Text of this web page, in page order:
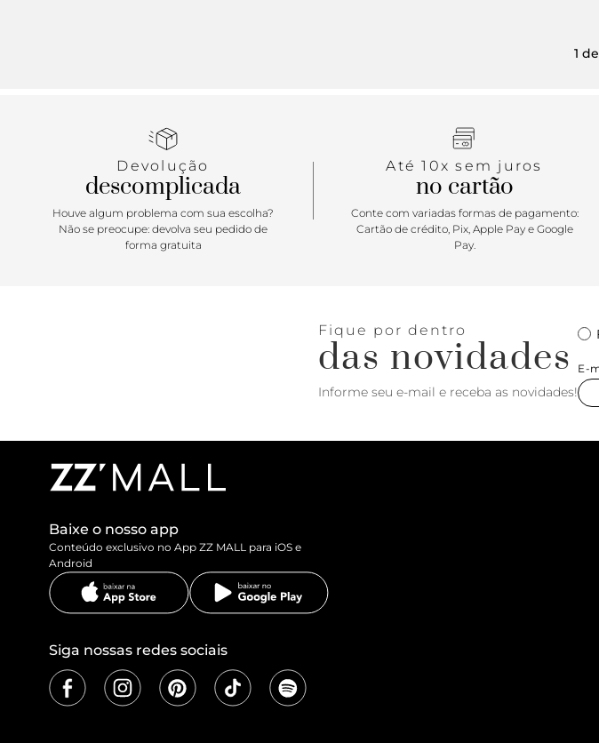
1
Devolução
descomplicada
Houve algum problema com sua escolha?
Não se preocupe: devolva seu pedido de
forma gratuita
Até 10x sem juros
no cartão
Conte com variadas formas de pagamento:
Cartão de crédito, Pix, Apple Pay e Google
Pay.
Fique por dentro
das novidades
Informe seu e-mail e receba as novidades!
E-
Baixe o nosso app
Conteúdo exclusivo no App ZZ MALL para iOS e
Android
Siga nossas redes sociais